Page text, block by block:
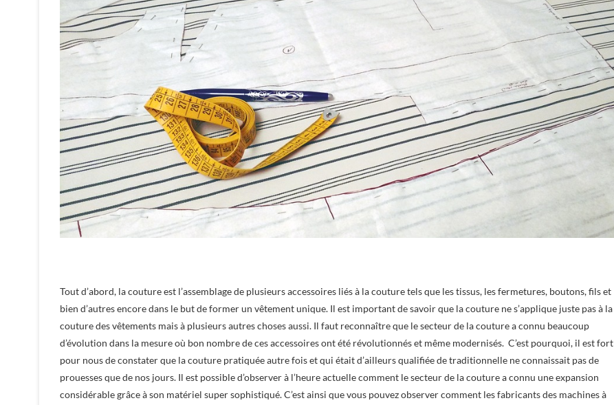
Tout d’abord, la couture est l’assemblage de plusieurs accessoires liés à la couture tels que les tissus, les fermetures, boutons, fils et
bien d’autres encore dans le but de former un vêtement unique. Il est important de savoir que la couture ne s’applique juste pas à la
couture des vêtements mais à plusieurs autres choses aussi. Il faut reconnaître que le secteur de la couture a connu beaucoup
d’évolution dans la mesure où bon nombre de ces accessoires ont été révolutionnés et même modernisés. C’est pourquoi, il est fort
pour nous de constater que la couture pratiquée autre fois et qui était d’ailleurs qualifiée de traditionnelle ne connaissait pas de
prouesses que de nos jours. Il est possible d’observer à l’heure actuelle comment le secteur de la couture a connu une expansion
considérable grâce à son matériel super sophistiqué. C’est ainsi que vous pouvez observer comment les fabricants des machines à